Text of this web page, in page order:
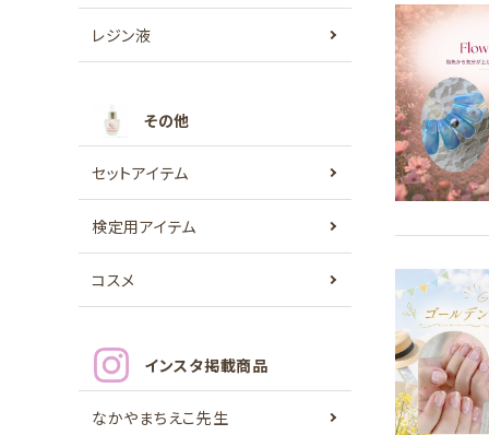
レジン液
その他
セットアイテム
検定用アイテム
コスメ
インスタ掲載商品
なかやまちえこ先生